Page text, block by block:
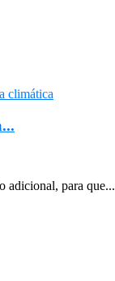
adicional, para que...